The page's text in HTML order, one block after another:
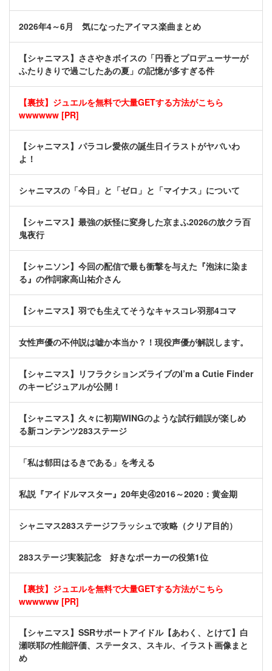
2026年4～6月 気になったアイマス楽曲まとめ
【シャニマス】ささやきボイスの「円香とプロデューサーが
ふたりきりで過ごしたあの夏」の記憶が多すぎる件
【裏技】ジュエルを無料で大量GETする方法がこちら
wwwwww [PR]
【シャニマス】パラコレ愛依の誕生日イラストがヤバいわ
よ！
シャニマスの「今日」と「ゼロ」と「マイナス」について
【シャニマス】最強の妖怪に変身した京まふ2026の放クラ百
鬼夜行
【シャニソン】今回の配信で最も衝撃を与えた『泡沫に染ま
る』の作詞家高山祐介さん
【シャニマス】羽でも生えてそうなキャスコレ羽那4コマ
女性声優の不仲説は嘘か本当か？！現役声優が解説します。
【シャニマス】リフラクションズライブのI’m a Cutie Finder
のキービジュアルが公開！
【シャニマス】久々に初期WINGのような試行錯誤が楽しめ
る新コンテンツ283ステージ
「私は郁田はるきである」を考える
私説『アイドルマスター』20年史④2016～2020：黄金期
シャニマス283ステージフラッシュで攻略（クリア目的）
283ステージ実装記念 好きなポーカーの役第1位
【裏技】ジュエルを無料で大量GETする方法がこちら
wwwwww [PR]
【シャニマス】SSRサポートアイドル【あわく、とけて】白
瀬咲耶の性能評価、ステータス、スキル、イラスト画像まと
め